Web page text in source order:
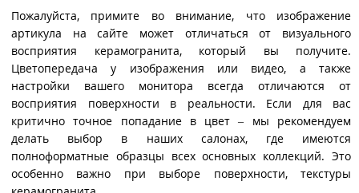
Пожалуйста, примите во внимание, что изображение
артикула на сайте может отличаться от визуального
восприятия керамогранита, который вы получите.
Цветопередача у изображения или видео, а также
настройки вашего монитора всегда отличаются от
восприятия поверхности в реальности. Если для вас
критично точное попадание в цвет – мы рекомендуем
делать выбор в наших салонах, где имеются
полноформатные образцы всех основных коллекций. Это
особенно важно при выборе поверхности, текстуры